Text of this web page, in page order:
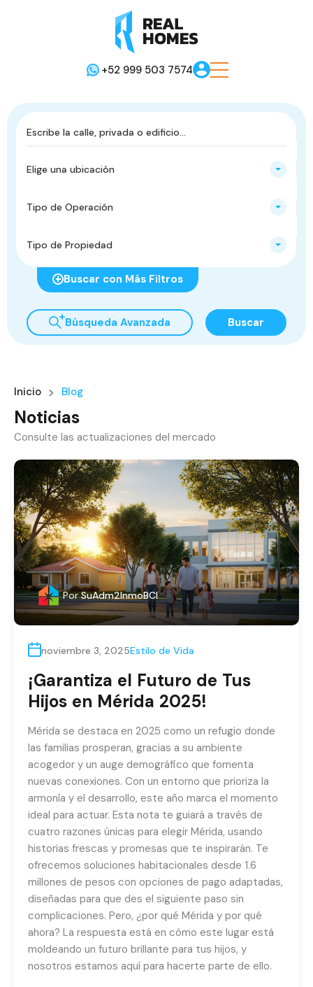
+52 999 503 7574
Elige una ubicación
Tipo de Operación
Tipo de Propiedad
Buscar con Más Filtros
Búsqueda Avanzada Buscar
Inicio Blog
Noticias
Consulte las actualizaciones del mercado
Por SuAdm2InmoBCI
noviembre 3, 2025Estilo de Vida
¡Garantiza el Futuro de Tus
Hijos en Mérida 2025!
Mérida se destaca en 2025 como un refugio donde
las familias prosperan, gracias a su ambiente
acogedor y un auge demográfico que fomenta
nuevas conexiones. Con un entorno que prioriza la
armonía y el desarrollo, este año marca el momento
ideal para actuar. Esta nota te guiará a través de
cuatro razones únicas para elegir Mérida, usando
historias frescas y promesas que te inspirarán. Te
ofrecemos soluciones habitacionales desde 1.6
millones de pesos con opciones de pago adaptadas,
diseñadas para que des el siguiente paso sin
complicaciones. Pero, ¿por qué Mérida y por qué
ahora? La respuesta está en cómo este lugar está
moldeando un futuro brillante para tus hijos, y
nosotros estamos aquí para hacerte parte de ello.